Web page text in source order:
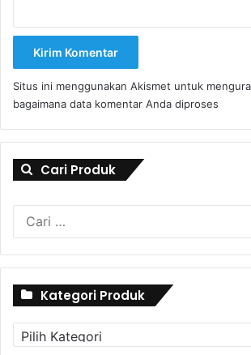
Situs ini menggunakan Akismet untuk
bagaimana data komentar Anda diproses
Cari Produk
Kategori Produk
Kategori
Produk